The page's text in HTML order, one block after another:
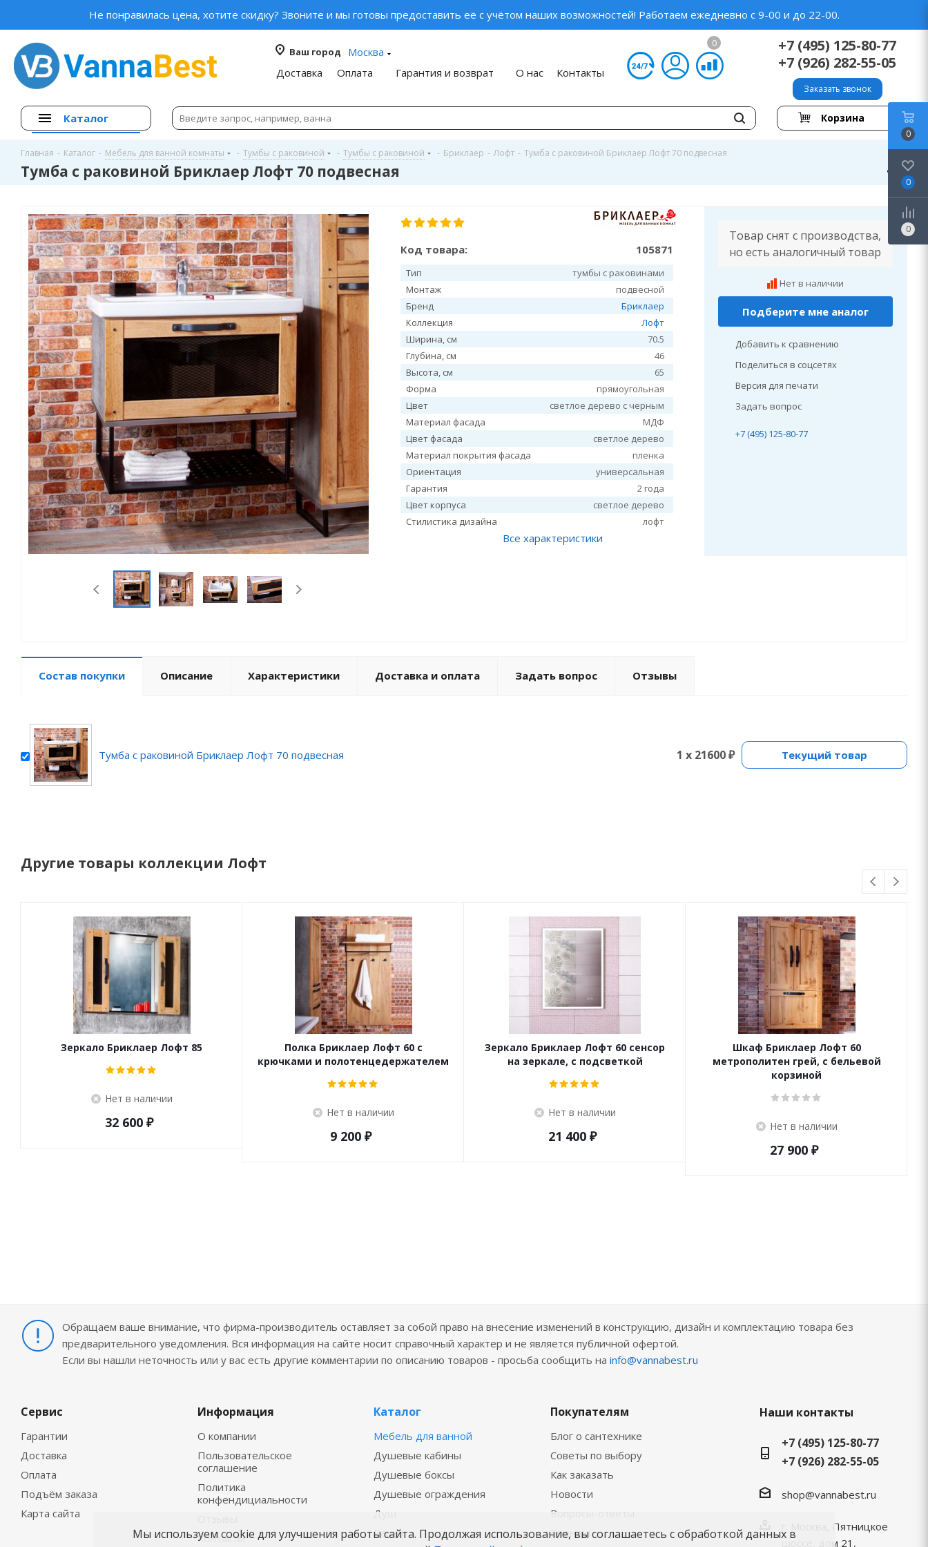
Не понравилась цена, хотите скидку? Звоните и мы готовы предоставить её с учётом наших возможностей! Работаем ежедневно с 9-00 и до 22-00.
Ваш город
Москва
Доставка
Оплата Гарантия и возврат О нас Контакты
0
+7 (495) 125-80-77
+7 (926) 282-55-05
Заказать звонок
Каталог Корзина
Главная - Каталог - Мебель для ванной комнаты - Тумбы с раковиной - Тумбы с раковиной - Бриклаер - Лофт - Тумба с раковиной Бриклаер Лофт 70 подвесная
Тумба с раковиной Бриклаер Лофт 70 подвесная
Код товара: 105871
Тип
тумбы с раковинами
Монтаж
подвесной
Бренд
Бриклаер
Коллекция
Лофт
Ширина, см
70.5
Глубина, см
46
Высота, см
65
Форма
прямоугольная
Цвет
светлое дерево с черным
Материал фасада
МДФ
Цвет фасада
светлое дерево
Материал покрытия фасада
пленка
Ориентация
универсальная
Гарантия
2 года
Цвет корпуса
светлое дерево
Стилистика дизайна
лофт
Все характеристики
Товар снят с производства,
но есть аналогичный товар
Нет в наличии
Подберите мне аналог
Добавить к сравнению
Поделиться в соцсетях
Версия для печати
Задать вопрос
+7 (495) 125-80-77
Состав покупки Описание Характеристики Доставка и оплата Задать вопрос Отзывы
Тумба с раковиной Бриклаер Лофт 70 подвесная 1 x 21600 ₽ Текущий товар
Другие товары коллекции Лофт
Зеркало Бриклаер Лофт 85
Нет в наличии
32 600 ₽
Полка Бриклаер Лофт 60 с
крючками и полотенцедержателем
Нет в наличии
9 200 ₽
Зеркало Бриклаер Лофт 60 сенсор
на зеркале, с подсветкой
Нет в наличии
21 400 ₽
Шкаф Бриклаер Лофт 60
метрополитен грей, с бельевой
корзиной
Нет в наличии
27 900 ₽
Обращаем ваше внимание, что фирма-производитель оставляет за собой право на внесение изменений в конструкцию, дизайн и комплектацию товара без
предварительного уведомления. Вся информация на сайте носит справочный характер и не является публичной офертой.
Если вы нашли неточность или у вас есть другие комментарии по описанию товаров - просьба сообщить на info@vannabest.ru
Сервис
Гарантии
Доставка
Оплата
Подъём заказа
Карта сайта
Информация
О компании
Пользовательское
соглашение
Политика
конфендициальности
Контакты
Каталог
Мебель для ванной
Душевые кабины
Душевые боксы
Душевые ограждения
Душ
Ванны
Покупателям
Блог о сантехнике
Советы по выбору
Как заказать
Новости
Вопросы-ответы
Бренды
Наши контакты
+7 (495) 125-80-77
+7 (926) 282-55-05
shop@vannabest.ru
г. Москва, Пятницкое
шоссе, дом 21,
0
0
0
Мы используем cookie для улучшения работы сайта. Продолжая использование, вы соглашаетесь с обработкой данных в